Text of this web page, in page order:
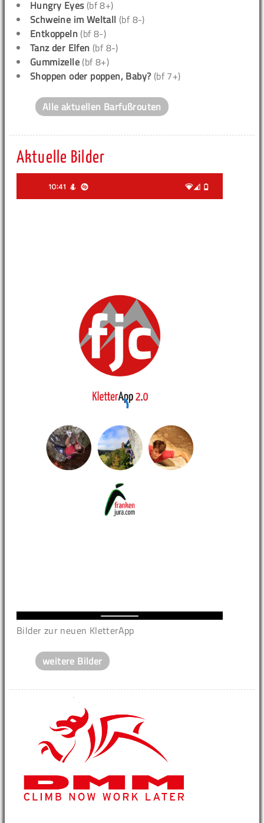
Hungry Eyes(bf 8+)
Schweine im Weltall (bf 8-)
Entkoppeln (bf 8-)
Tanz der Elfen (bf 8-)
Gummizelle (bf 8+)
Shoppen oder poppen, Baby? (bf 7+)
Alle aktuellen Barfußrouten
Aktuelle Bilder
Bilder zur neuen KletterApp
weitere Bilder